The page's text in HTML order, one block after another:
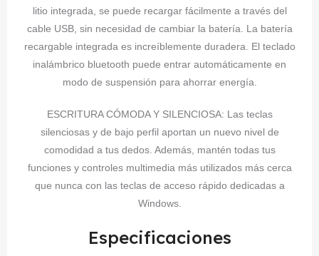
litio integrada, se puede recargar fácilmente a través del
cable USB, sin necesidad de cambiar la batería. La batería
recargable integrada es increíblemente duradera. El teclado
inalámbrico bluetooth puede entrar automáticamente en
modo de suspensión para ahorrar energía.
ESCRITURA CÓMODA Y SILENCIOSA: Las teclas
silenciosas y de bajo perfil aportan un nuevo nivel de
comodidad a tus dedos. Además, mantén todas tus
funciones y controles multimedia más utilizados más cerca
que nunca con las teclas de acceso rápido dedicadas a
Windows.
Especificaciones